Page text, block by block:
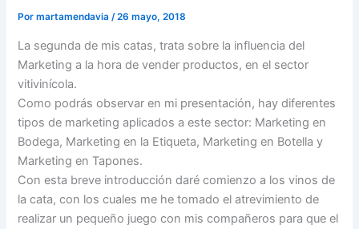
Pormartamendavia/26 mayo, 2018
La segunda de mis catas, trata sobre la influencia del
Marketing a la hora de vender productos, en el sector
vitivinícola.
Como podrás observar en mi presentación, hay diferentes
tipos de marketing aplicados a este sector: Marketing en
Bodega, Marketing en la Etiqueta, Marketing en Botella y
Marketing en Tapones.
Con esta breve introducción daré comienzo a los vinos de
la cata, con los cuales me he tomado el atrevimiento de
realizar un pequeño juego con mis compañeros para que el